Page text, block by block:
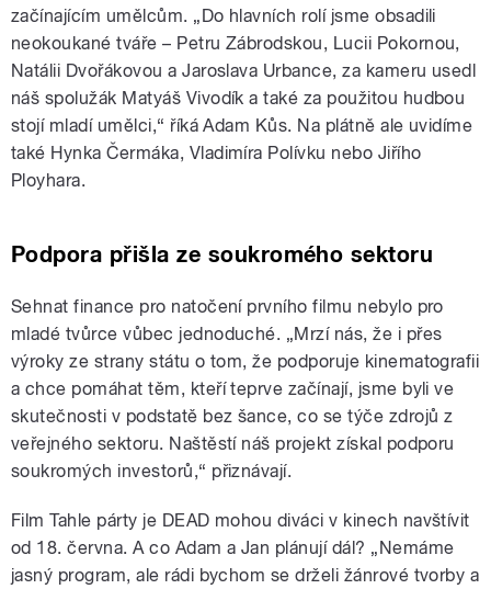
začínajícím umělcům. „Do hlavních rolí jsme obsadili
neokoukané tváře – Petru Zábrodskou, Lucii Pokornou,
Natálii Dvořákovou a Jaroslava Urbance, za kameru usedl
náš spolužák Matyáš Vivodík a také za použitou hudbou
stojí mladí umělci,“ říká Adam Kůs. Na plátně ale uvidíme
také Hynka Čermáka, Vladimíra Polívku nebo Jiřího
Ployhara.
Podpora přišla ze soukromého sektoru
Sehnat finance pro natočení prvního filmu nebylo pro
mladé tvůrce vůbec jednoduché. „Mrzí nás, že i přes
výroky ze strany státu o tom, že podporuje kinematografii
a chce pomáhat těm, kteří teprve začínají, jsme byli ve
skutečnosti v podstatě bez šance, co se týče zdrojů z
veřejného sektoru. Naštěstí náš projekt získal podporu
soukromých investorů,“ přiznávají.
Film Tahle párty je DEAD mohou diváci v kinech navštívit
od 18. června. A co Adam a Jan plánují dál? „Nemáme
jasný program, ale rádi bychom se drželi žánrové tvorby a